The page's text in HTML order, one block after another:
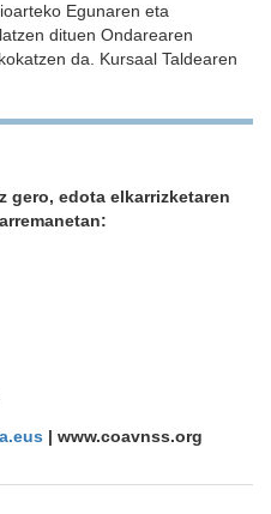
Egunaren eta
dituen Ondarearen
da. Kursaal Taldearen
gero, edota elkarrizketaren
| www.coavnss.org